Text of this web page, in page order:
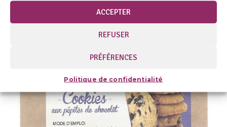
ACCEPTER
REFUSER
PRÉFÉRENCES
Politique de confidentialité